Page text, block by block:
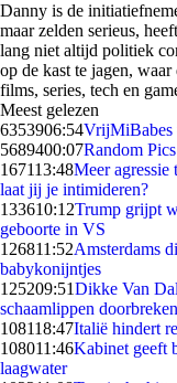
Danny is de
maar zelden serieus,
lang niet altijd politiek
op de kast te jagen,
films, series, tech en
Meest gelezen
6353906:54VrijMiBabes
5689400:07Random
167113:48Meer agressie
laat jij je intimideren?
133610:12Trump grijpt
geboorte in VS
126811:52Amsterdams
babykonijntjes
125209:51Dikke Van
schaamlippen
108118:47Italië hindert
108011:46Kabinet geeft
laagwater